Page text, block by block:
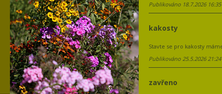
Publikováno 18.7.2026 16:35
kakosty
Stavte se pro kakosty
Publikováno 25.5.2026 21:24
zavřeno